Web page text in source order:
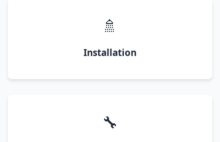
🚿
Installation
🔧